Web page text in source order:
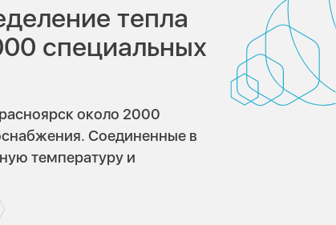
тепла
специальных
около 2000
Соединенные в
температуру и